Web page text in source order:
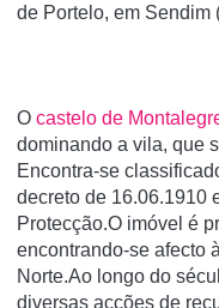
de Portelo, em Sendim
O castelo de
dominando a vila, que
Encontra-se
decreto de 16.06.1910
Protecção.O imóvel é
encontrando-se afecto
Norte.Ao longo do
diversas acções de